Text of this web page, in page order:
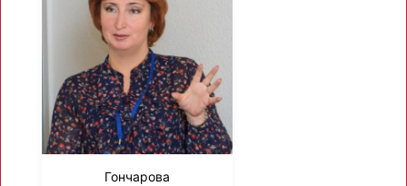
Гончарова